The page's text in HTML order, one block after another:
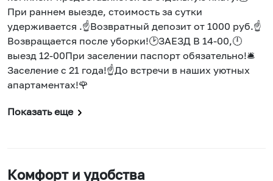
При раннем выезде, стоимость за сутки
удерживается .☝️Возвратный депозит от 1000 руб.☝️
Возвращается после уборки!🕑ЗАЕЗД В 14-00,🕛
выезд 12-00При заселении паспорт обязательно!🛎
Заселение с 21 года!☝️До встречи в наших уютных
апартаментах!🌹
Показать еще
Комфорт и удобства